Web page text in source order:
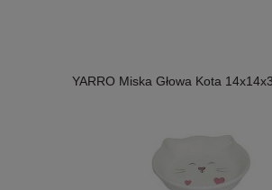
YARRO Miska Głowa Kota